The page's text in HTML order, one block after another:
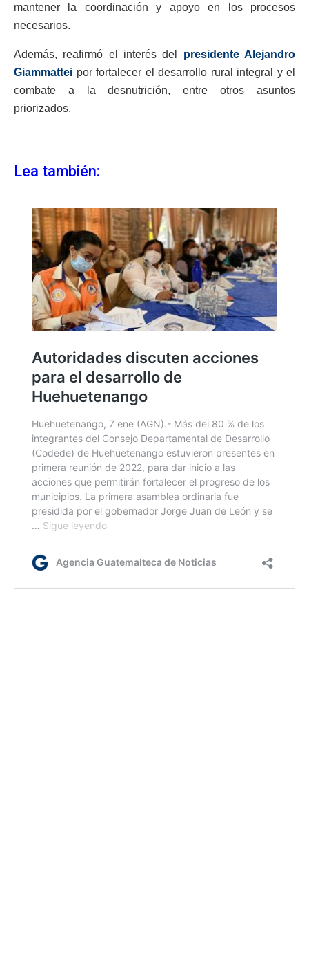
mantener la coordinación y apoyo en los procesos
necesarios.
Además, reafirmó el interés del presidente Alejandro
Giammattei por fortalecer el desarrollo rural integral y el
combate a la desnutrición, entre otros asuntos
priorizados.
Lea también: